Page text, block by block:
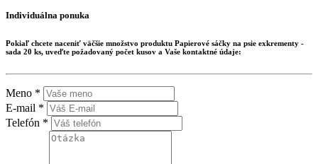
Individuálna ponuka
Pokiaľ chcete naceniť väčšie množstvo produktu Papierové sáčky na psie exkrementy -
sada 20 ks, uveďte požadovaný počet kusov a Vaše kontaktné údaje:
Meno *
E-mail *
Telefón *